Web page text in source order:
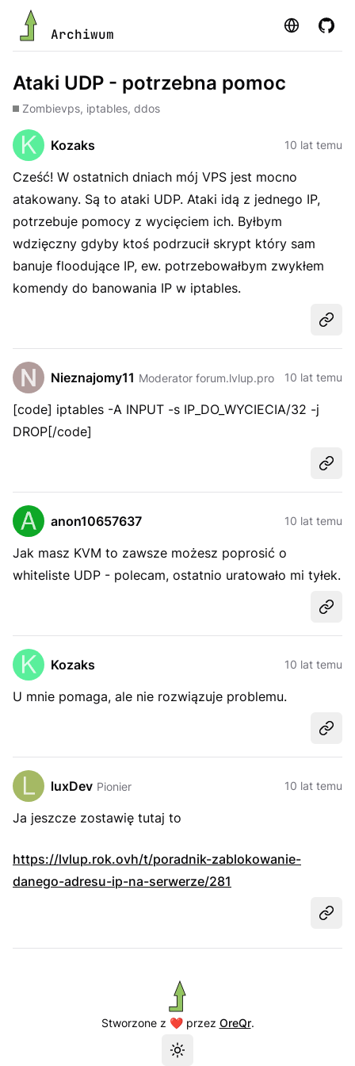
Archiwum Strona
Ataki UDP - potrzebna pomoc
Zombievps, iptables, ddos
Kozaks 10 lat temu
Cześć! W ostatnich dniach mój VPS jest mocno
atakowany. Są to ataki UDP. Ataki idą z jednego IP,
potrzebuje pomocy z wycięciem ich. Byłbym
wdzięczny gdyby ktoś podrzucił skrypt który sam
banuje floodujące IP, ew. potrzebowałbym zwykłem
komendy do banowania IP w iptables.
Nieznajomy11 Moderator forum.lvlup.pro 10 lat temu
[code] iptables -A INPUT -s IP_DO_WYCIECIA/32 -j
DROP[/code]
anon10657637 10 lat temu
Jak masz KVM to zawsze możesz poprosić o
whiteliste UDP - polecam, ostatnio uratowało mi tyłek.
Kozaks 10 lat temu
U mnie pomaga, ale nie rozwiązuje problemu.
luxDev Pionier 10 lat temu
Ja jeszcze zostawię tutaj to
https://lvlup.rok.ovh/t/poradnik-zablokowanie-
danego-adresu-ip-na-serwerze/281
Stworzone z ❤️ przez OreQr.
Przełącz motyw